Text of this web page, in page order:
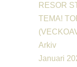
RESOR
TEMA!
Arkiv
Januari